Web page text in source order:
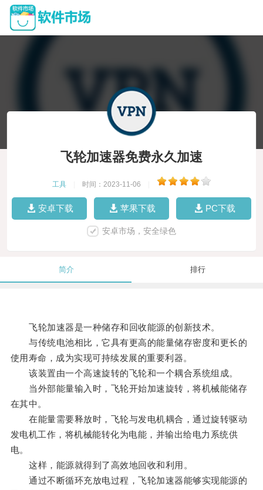
飞轮加速器免费永久加速
工具 时间：2023-11-06
安卓下载 苹果下载 PC下载
安卓市场，安全绿色
简介 排行
飞轮加速器是一种储存和回收能源的创新技术。
与传统电池相比，它具有更高的能量储存密度和更长的
使用寿命，成为实现可持续发展的重要利器。
该装置由一个高速旋转的飞轮和一个耦合系统组成。
当外部能量输入时，飞轮开始加速旋转，将机械能储存
在其中。
在能量需要释放时，飞轮与发电机耦合，通过旋转驱动
发电机工作，将机械能转化为电能，并输出给电力系统供
电。
这样，能源就得到了高效地回收和利用。
通过不断循环充放电过程，飞轮加速器能够实现能源的